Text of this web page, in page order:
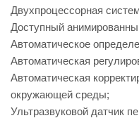
Двухпроцессорная
Доступный
Автоматическое
Автоматическая
Автоматическая
окружающей среды;
Ультразвуковой датчик